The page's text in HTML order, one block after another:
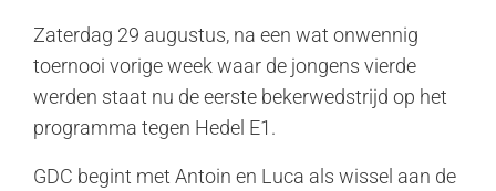
Zaterdag 29 augustus, na een wat onwennig
toernooi vorige week waar de jongens vierde
werden staat nu de eerste bekerwedstrijd op het
programma tegen Hedel E1.
GDC begint met Antoin en Luca als wissel aan de